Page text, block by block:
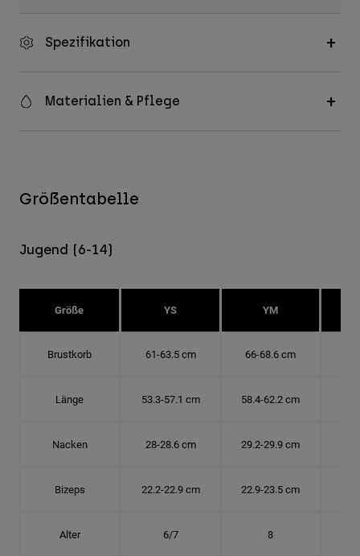
Spezifikation
Materialien & Pflege
Größentabelle
Jugend (6-14)
Größe YS YM
Brustkorb 61-63.5 cm 66-68.6 cm
Länge 53.3-57.1 cm 58.4-62.2 cm
Nacken 28-28.6 cm 29.2-29.9 cm
Bizeps 22.2-22.9 cm 22.9-23.5 cm
Alter 6/7 8